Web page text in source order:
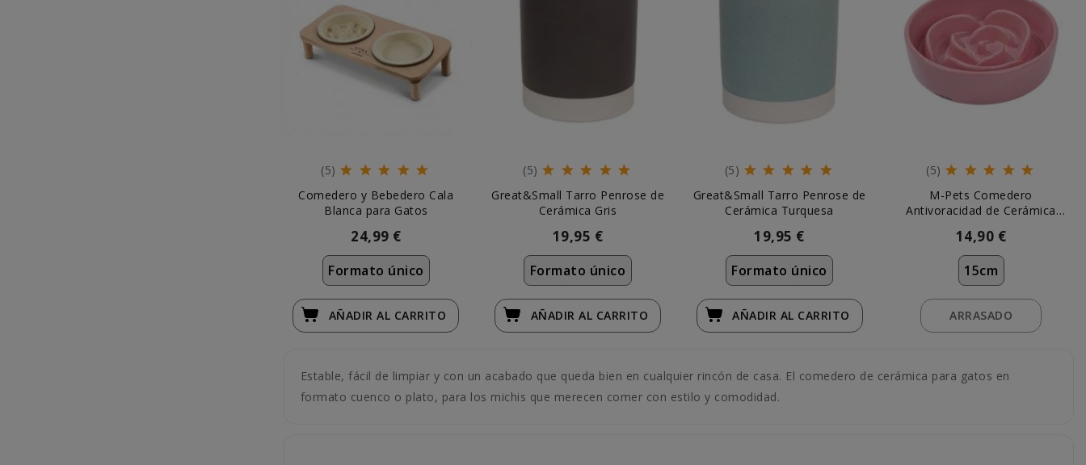
(5)
Comedero y Bebedero Cala
Blanca para Gatos
24,99 €
Formato único
AÑADIRAL CARRITO
(5)
Great&Small Tarro Penrose de
Cerámica Gris
19,95 €
Formato único
AÑADIR AL CARRITO
(5)
Great&Small Tarro Penrose de
Cerámica Turquesa
19,95 €
Formato único
AÑADIR AL CARRITO
(5)
M-Pets Comedero
Antivoracidad de Cerámica
14,90 €
15cm
ARRASADO
Estable, fácil de limpiar y con un acabado que queda bien en cualquier rincón de casa. El comedero de cerámica para gatos en
formato cuenco o plato, para los michis que merecen comer con estilo y comodidad.